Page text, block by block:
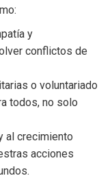
y
conflictos de
o voluntariado
todos, no solo
al crecimiento
acciones